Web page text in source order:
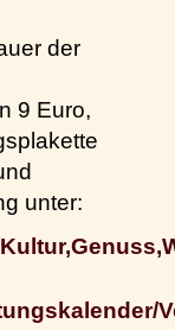
der
9 Euro,
unter: